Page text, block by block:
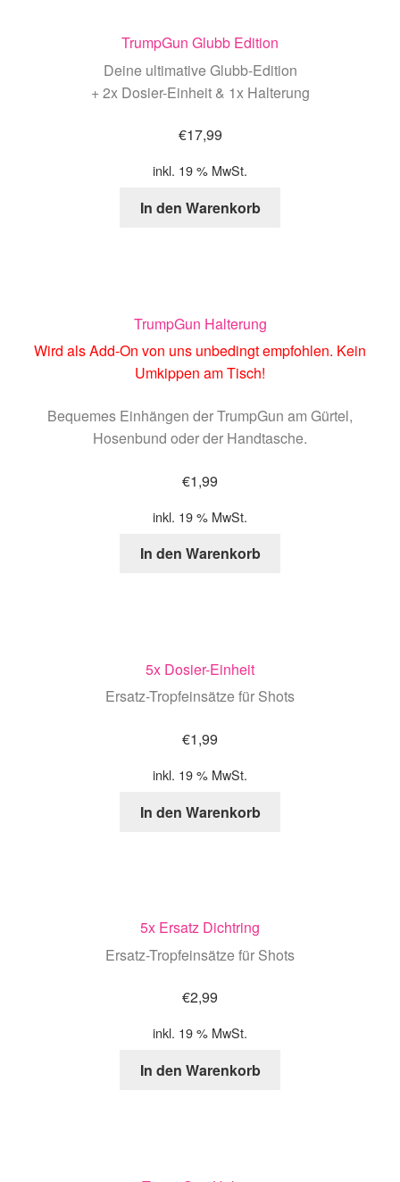
TrumpGun Glubb Edition
Deine ultimative Glubb-Edition
+ 2x Dosier-Einheit & 1x Halterung
€17,99
inkl. 19 % MwSt.
In den Warenkorb
TrumpGun Halterung
Wird als Add-On von uns unbedingt empfohlen. Kein
Umkippen am Tisch!
Bequemes Einhängen der TrumpGun am Gürtel,
Hosenbund oder der Handtasche.
€1,99
inkl. 19 % MwSt.
In den Warenkorb
5x Dosier-Einheit
Ersatz-Tropfeinsätze für Shots
€1,99
inkl. 19 % MwSt.
In den Warenkorb
5x Ersatz Dichtring
Ersatz-Tropfeinsätze für Shots
€2,99
inkl. 19 % MwSt.
In den Warenkorb